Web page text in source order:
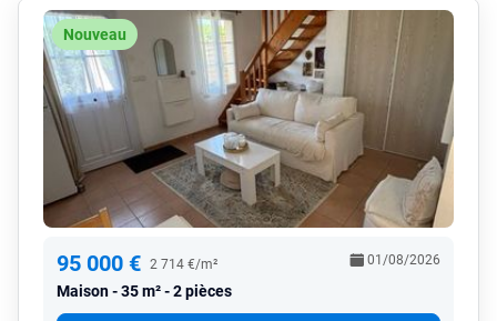
Nouveau
95 000 € 2 714 €/m²
Maison 35 m² - 2 pièces
01/08/2026